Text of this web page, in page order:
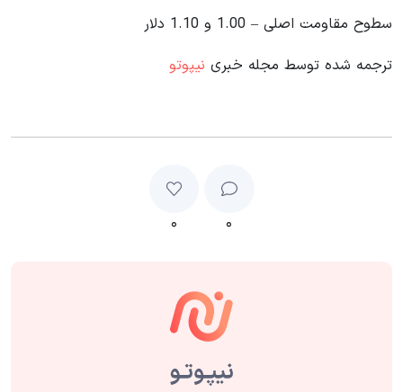
سطوح مقاومت اصلی – 1.00 و 1.10 دلار
ترجمه شده توسط مجله خبری نیپوتو
۰ ۰